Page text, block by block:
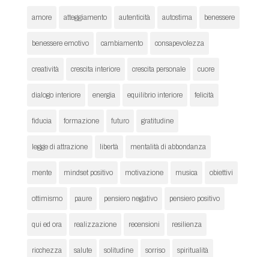
amore atteggiamento autenticità autostima benessere
benessere emotivo cambiamento consapevolezza
creatività crescita interiore crescita personale cuore
dialogo interiore energia equilibrio interiore felicità
fiducia formazione futuro gratitudine
legge di attrazione libertà mentalità di abbondanza
mente mindset positivo motivazione musica obiettivi
ottimismo paure pensiero negativo pensiero positivo
qui ed ora realizzazione recensioni resilienza
ricchezza salute solitudine sorriso spiritualità